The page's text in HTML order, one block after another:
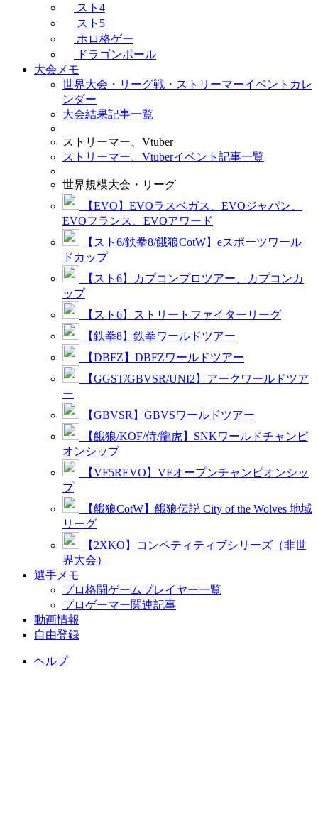
スト4
スト5
ホロ格ゲー
ドラゴンボール
大会メモ
世界大会・リーグ戦・ストリーマーイベントカレ
ンダー
大会結果記事一覧
ストリーマー、Vtuber
ストリーマー、Vtuberイベント記事一覧
世界規模大会・リーグ
【EVO】EVOラスベガス、EVOジャパン、
EVOフランス、EVOアワード
【スト6/鉄拳8/餓狼CotW】eスポーツワール
ドカップ
【スト6】カプコンプロツアー、カプコンカ
ップ
【スト6】ストリートファイターリーグ
【鉄拳8】鉄拳ワールドツアー
【DBFZ】DBFZワールドツアー
【GGST/GBVSR/UNI2】アークワールドツア
ー
【GBVSR】GBVSワールドツアー
【餓狼/KOF/侍/龍虎】SNKワールドチャンピ
オンシップ
【VF5REVO】VFオープンチャンピオンシッ
プ
【餓狼CotW】餓狼伝説 City of the Wolves 地域
リーグ
【2XKO】コンペティティブシリーズ（非世
界大会）
選手メモ
プロ格闘ゲームプレイヤー一覧
プロゲーマー関連記事
動画情報
自由登録
ヘルプ